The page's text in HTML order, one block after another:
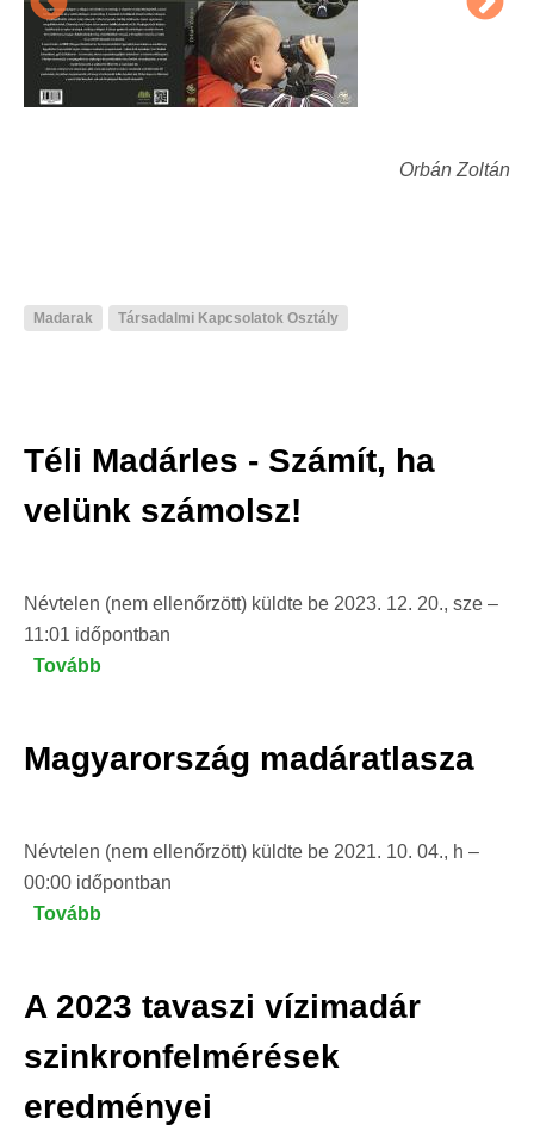
Orbán Zoltán
Madarak Társadalmi Kapcsolatok Osztály
Téli Madárles - Számít, ha
velünk számolsz!
Névtelen (nem ellenőrzött) küldte be 2023. 12. 20., sze –
11:01 időpontban
Tovább
Számít,
számolsz!
)
Magyarország madáratlasza
Névtelen (nem ellenőrzött) küldte be 2021. 10. 04., h –
00:00 időpontban
Tovább
A 2023 tavaszi vízimadár
szinkronfelmérések
eredményei